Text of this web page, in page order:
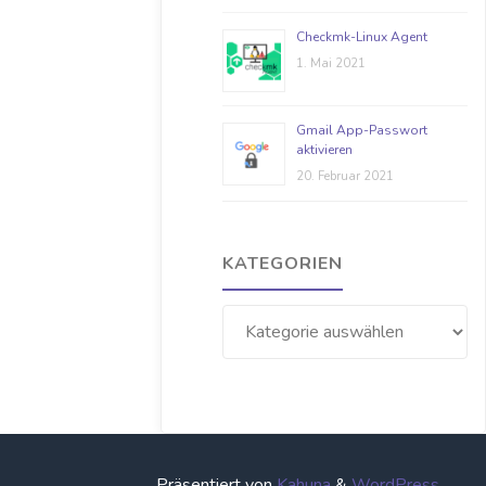
Checkmk-Linux Agent
1. Mai 2021
Gmail App-Passwort
aktivieren
20. Februar 2021
KATEGORIEN